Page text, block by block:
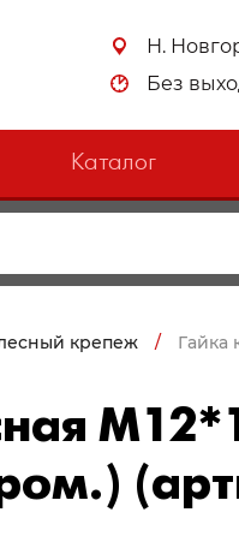
Н.
Без
Каталог
крепеж / Гайка